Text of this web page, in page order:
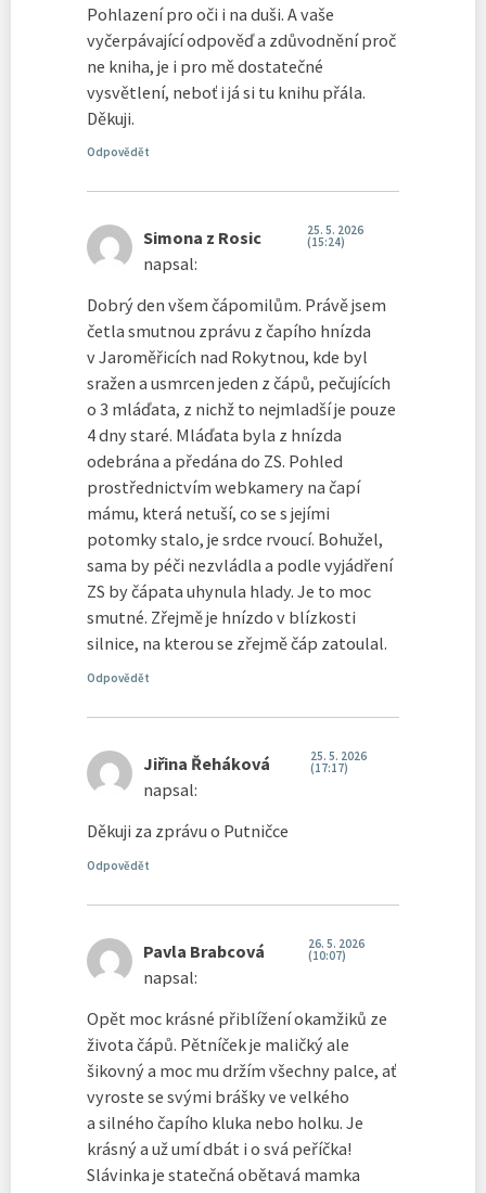
Pohlazení pro oči i na duši. A vaše
vyčerpávající odpověď a zdůvodnění proč
ne kniha, je i pro mě dostatečné
vysvětlení, neboť i já si tu knihu přála.
Děkuji.
Odpovědět
Simona z Rosic
napsal:
25. 5. 2026
(15:24)
Dobrý den všem čápomilům. Právě jsem
četla smutnou zprávu z čapího hnízda
v Jaroměřicích nad Rokytnou, kde byl
sražen a usmrcen jeden z čápů, pečujících
o 3 mláďata, z nichž to nejmladší je pouze
4 dny staré. Mláďata byla z hnízda
odebrána a předána do ZS. Pohled
prostřednictvím webkamery na čapí
mámu, která netuší, co se s jejími
potomky stalo, je srdce rvoucí. Bohužel,
sama by péči nezvládla a podle vyjádření
ZS by čápata uhynula hlady. Je to moc
smutné. Zřejmě je hnízdo v blízkosti
silnice, na kterou se zřejmě čáp zatoulal.
Odpovědět
Jiřina Řeháková
napsal:
25. 5. 2026
(17:17)
Děkuji za zprávu o Putničce
Odpovědět
Pavla Brabcová
napsal:
26. 5. 2026
(10:07)
Opět moc krásné přiblížení okamžiků ze
života čápů. Pětníček je maličký ale
šikovný a moc mu držím všechny palce, ať
vyroste se svými brášky ve velkého
a silného čapího kluka nebo holku. Je
krásný a už umí dbát i o svá peříčka!
Slávinka je statečná obětavá mamka